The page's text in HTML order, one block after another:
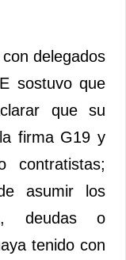
delegados
sostuvo que
que su
firma G19 y
contratistas;
asumir los
deudas o
tenido con